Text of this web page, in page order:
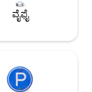
ವೈಫೈ